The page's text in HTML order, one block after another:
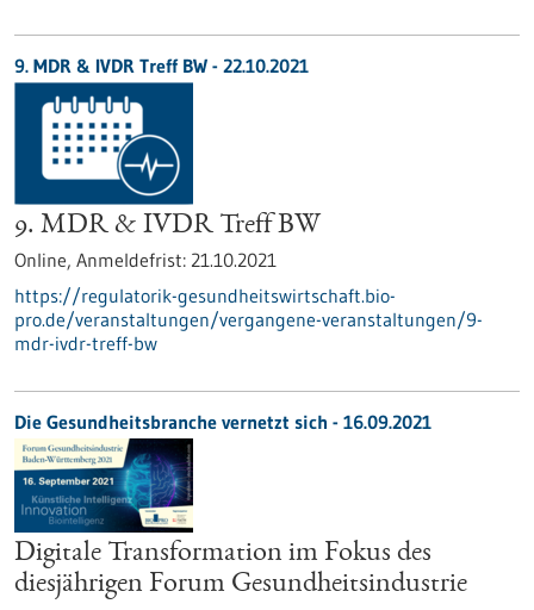
9. MDR & IVDR Treff BW - 22.10.2021
9. MDR & IVDR Treff BW
Online, Anmeldefrist: 21.10.2021
https://regulatorik-gesundheitswirtschaft.bio-
pro.de/veranstaltungen/vergangene-veranstaltungen/9-
mdr-ivdr-treff-bw
Die Gesundheitsbranche vernetzt sich - 16.09.2021
Digitale Transformation im Fokus des
diesjährigen Forum Gesundheitsindustrie